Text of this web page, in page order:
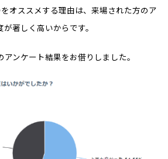
オススメする理由は、来場された方のア
著しく高いからです。
ンケート結果をお借りしました。